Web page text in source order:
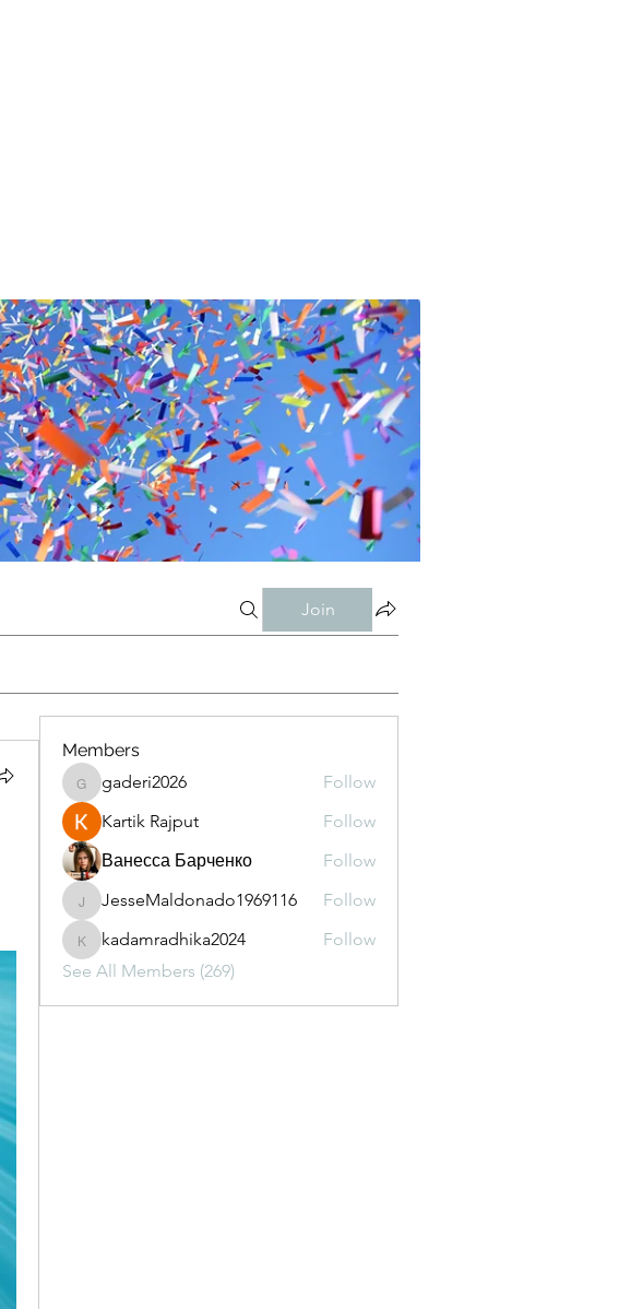
Join
Members
gaderi2026
gaderi2026
Follow
Kartik Rajput
Follow
Ванесса Барченко
Follow
JesseMaldonado1969116
JesseMaldonado1969116 Follow
kadamradhika2024
kadamradhika2024
Follow
See All Members (269)